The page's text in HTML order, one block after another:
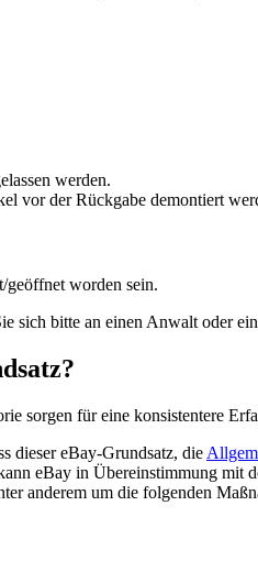
werden.
vor der Rückgabe demontiert
geöffnet worden sein.
sich bitte an einen Anwalt oder
sorgen für eine konsistentere
dieser eBay-Grundsatz, die
eBay in Übereinstimmung mit
anderem um die folgenden